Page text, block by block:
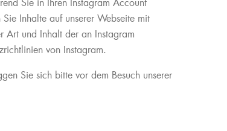
Sie in Ihren Instagram Account
Inhalte auf unserer Webseite mit
Art und Inhalt der an Instagram
von Instagram.
Sie sich bitte vor dem Besuch unserer